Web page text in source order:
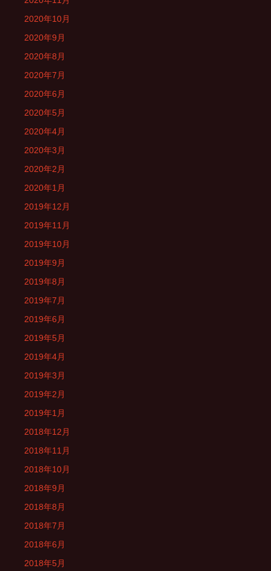
2020年10月
2020年9月
2020年8月
2020年7月
2020年6月
2020年5月
2020年4月
2020年3月
2020年2月
2020年1月
2019年12月
2019年11月
2019年10月
2019年9月
2019年8月
2019年7月
2019年6月
2019年5月
2019年4月
2019年3月
2019年2月
2019年1月
2018年12月
2018年11月
2018年10月
2018年9月
2018年8月
2018年7月
2018年6月
2018年5月